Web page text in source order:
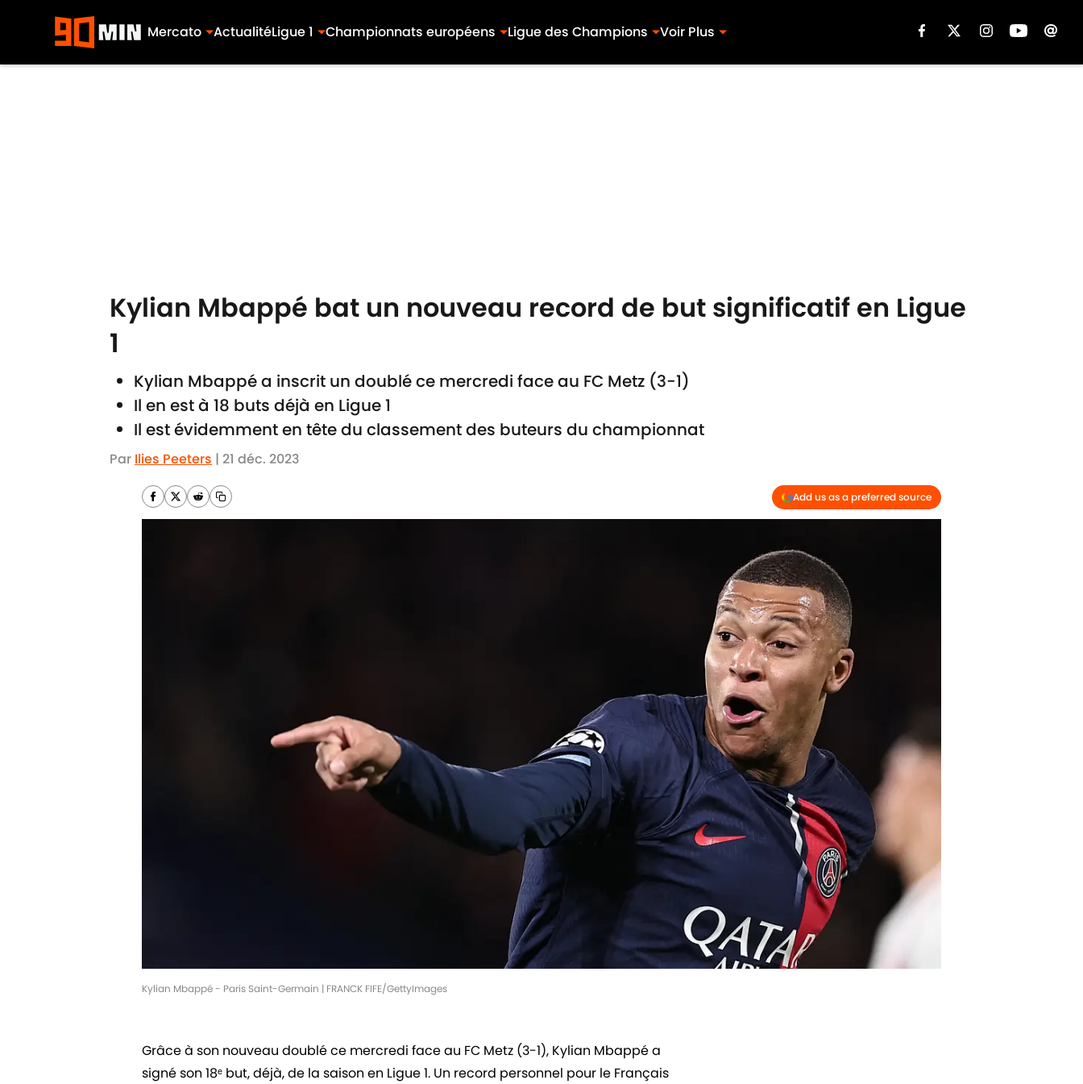
Mercato ActualitéLigue 1 Championnats européens Ligue des Champions Voir Plus
Kylian Mbappé bat un nouveau record de but significatif en Ligue
1
Kylian Mbappé a inscrit un doublé ce mercredi face au FC Metz (3-1)
Il en est à 18 buts déjà en Ligue 1
Il est évidemment en tête du classement des buteurs du championnat
Par Ilies Peeters | 21 déc. 2023
Add us as a preferred source
Kylian Mbappé - Paris Saint-Germain | FRANCK FIFE/GettyImages
Grâce à son nouveau doublé ce mercredi face au FC Metz (3-1), Kylian Mbappé a
signé son 18ᵉ but, déjà, de la saison en Ligue 1. Un record personnel pour le Français